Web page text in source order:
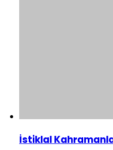
İstiklal